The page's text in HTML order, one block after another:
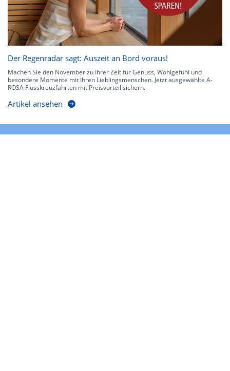
Der Regenradar sagt: Auszeit an Bord voraus!
Machen Sie den November zu Ihrer Zeit für Genuss, Wohlgefühl und
besondere Momente mit Ihren Lieblingsmenschen. Jetzt ausgewählte A-
ROSA Flusskreuzfahrten mit Preisvorteil sichern.
Artikel ansehen